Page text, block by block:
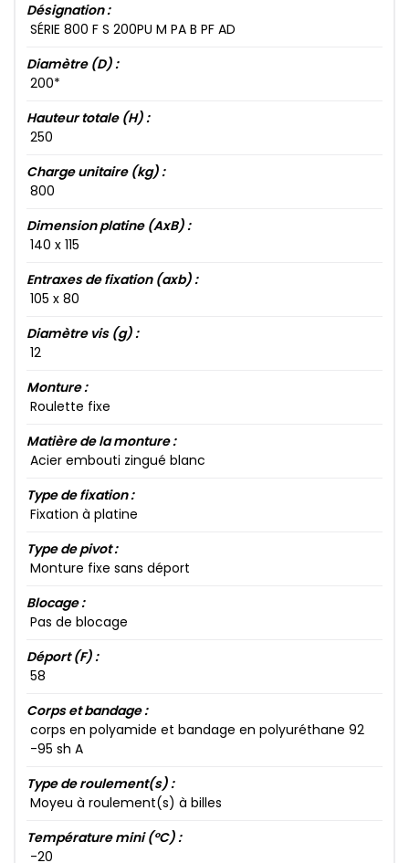
Désignation :
SÉRIE 800​ F S 200​PU M PA B PF AD
Diamètre (D) :
200​*
Hauteur totale (H) :
250​
Charge unitaire (kg) :
800​
Dimension platine (AxB) :
140​ x 115​
Entraxes de fixation (axb) :
105​ x 80​
Diamètre vis (g) :
12​
Monture :
Roulette fixe
Matière de la monture :
Acier embouti zingué blanc
Type de fixation :
Fixation à platine
Type de pivot :
Monture fixe sans déport
Blocage :
Pas de blocage
Déport (F) :
58​
Corps et bandage :
corps en polyamide et bandage en polyuréthane 92​
-95​ sh A
Type de roulement(s) :
Moyeu à roulement(s) à billes
Température mini (°C) :
-20​